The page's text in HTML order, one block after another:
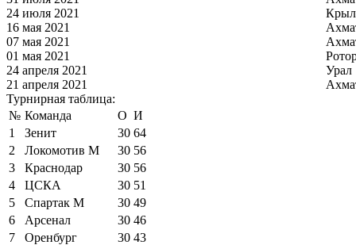
24 июля 2021
16 мая 2021
07 мая 2021
01 мая 2021
24 апреля 2021
Урал
21 апреля 2021
Турнирная таблица:
№ Команда О И
1
Зенит 30 64
2
Локомотив М 30 56
3
Краснодар 30 56
4
ЦСКА 30 51
5
Спартак М 30 49
6
Арсенал 30 46
7
Оренбург 30 43